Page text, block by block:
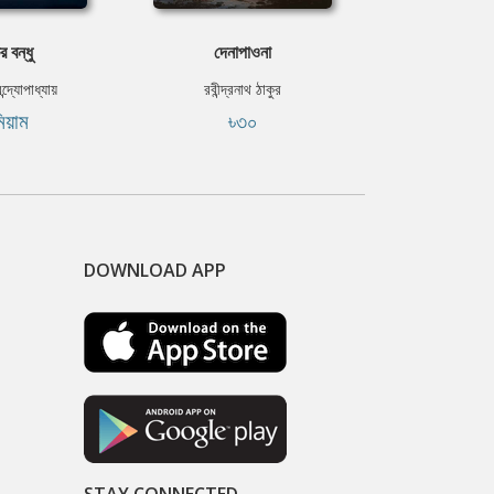
বন্ধু দেনাপাওনা
রবীন্দ্রনাথ ঠাকুর
৳৩০
DOWNLOAD APP